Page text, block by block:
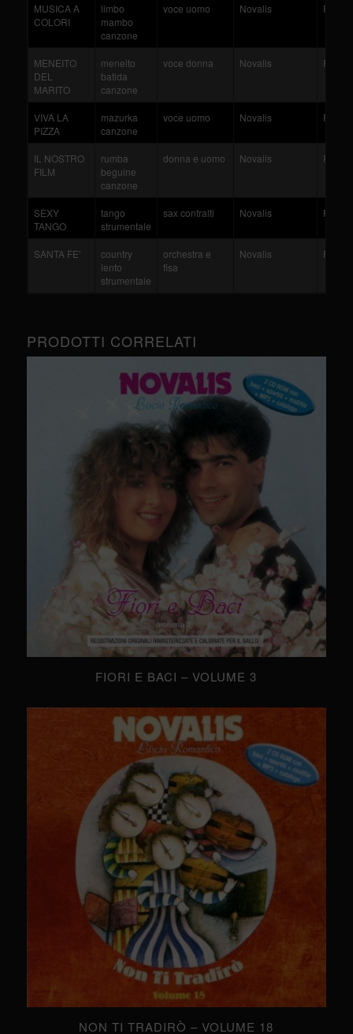
MUSICA A
COLORI
limbo
mambo
canzone
voce uomo Novalis Rinaldi
MENEITO
DEL
MARITO
meneito
batida
canzone
voce donna Novalis Rinaldi
VIVA LA
PIZZA
mazurka
canzone
voce uomo Novalis Rinaldi
IL NOSTRO
FILM
rumba
beguine
canzone
donna e uomo Novalis Rinaldi
SEXY
TANGO
tango
strumentale
sax contralti Novalis Rinaldi
SANTA FE'
country
lento
strumentale
orchestra e
fisa
Novalis Rinaldi
PRODOTTI CORRELATI
FIORI E BACI – VOLUME 3
NON TI TRADIRÒ – VOLUME 18